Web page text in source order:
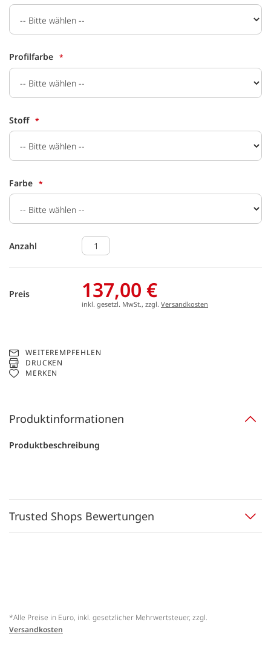
Profilfarbe
Stoff
Farbe
Anzahl
Preis 137,00 €
inkl. gesetzl. MwSt., zzgl. Versandkosten
WEITEREMPFEHLEN
DRUCKEN
MERKEN
Produktinformationen
Produktbeschreibung
Trusted Shops Bewertungen
*Alle Preise in Euro, inkl. gesetzlicher Mehrwertsteuer, zzgl.
Versandkosten